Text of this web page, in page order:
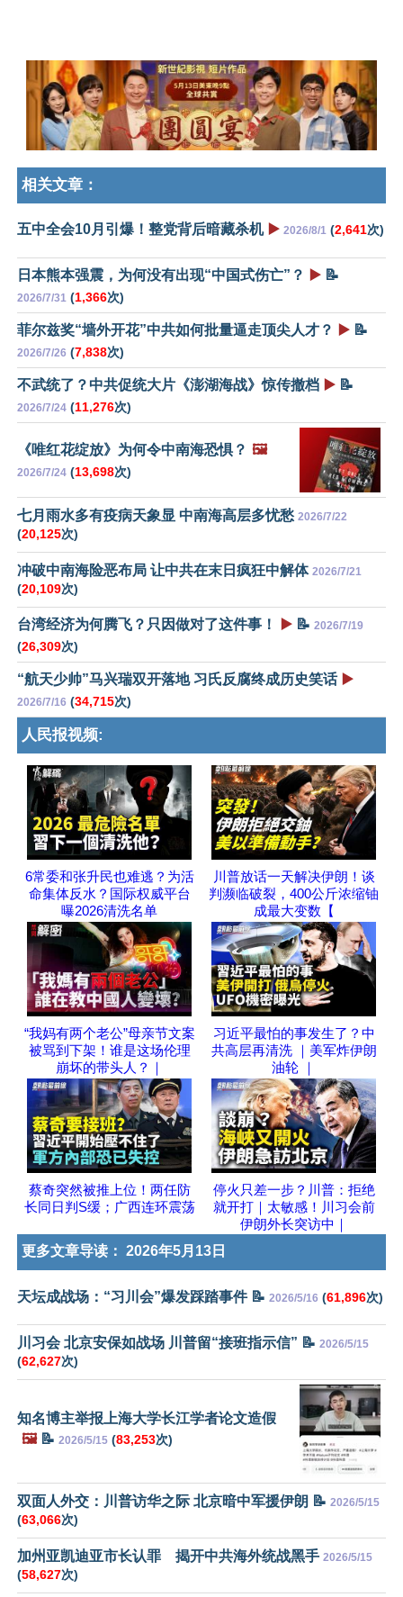
相关文章：
五中全会10月引爆！整党背后暗藏杀机 ▶️ 2026/8/1 (2,641次)
日本熊本强震，为何没有出现“中国式伤亡”？ ▶️ 📝
2026/7/31 (1,366次)
菲尔兹奖“墙外开花”中共如何批量逼走顶尖人才？ ▶️ 📝
2026/7/26 (7,838次)
不武统了？中共促统大片《澎湖海战》惊传撤档 ▶️ 📝
2026/7/24 (11,276次)
《唯红花绽放》为何令中南海恐惧？ 🖼️
2026/7/24 (13,698次)
七月雨水多有疫病天象显 中南海高层多忧愁 2026/7/22
(20,125次)
冲破中南海险恶布局 让中共在末日疯狂中解体 2026/7/21
(20,109次)
台湾经济为何腾飞？只因做对了这件事！ ▶️ 📝 2026/7/19
(26,309次)
“航天少帅”马兴瑞双开落地 习氏反腐终成历史笑话 ▶️
2026/7/16 (34,715次)
人民报视频:
6常委和张升民也难逃？为活
命集体反水？国际权威平台
曝2026清洗名单
川普放话一天解决伊朗！谈
判濒临破裂，400公斤浓缩铀
成最大变数【
“我妈有两个老公”母亲节文案
被骂到下架！谁是这场伦理
崩坏的带头人？｜
习近平最怕的事发生了？中
共高层再清洗 ｜美军炸伊朗
油轮 ｜
蔡奇突然被推上位！两任防
长同日判S缓；广西连环震荡
停火只差一步？川普：拒绝
就开打｜太敏感！川习会前
伊朗外长突访中｜
更多文章导读： 2026年5月13日
天坛成战场：“习川会”爆发踩踏事件 📝 2026/5/16 (61,896次)
川习会 北京安保如战场 川普留“接班指示信” 📝 2026/5/15
(62,627次)
知名博主举报上海大学长江学者论文造假
🖼️📝 2026/5/15 (83,253次)
双面人外交：川普访华之际 北京暗中军援伊朗 📝 2026/5/15
(63,066次)
加州亚凯迪亚市长认罪 揭开中共海外统战黑手 2026/5/15
(58,627次)